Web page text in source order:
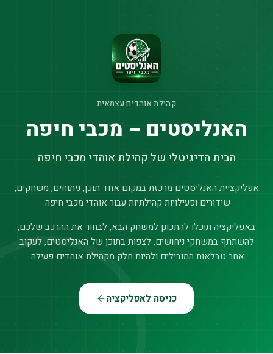
קהילת אוהדים עצמאית
האנליסטים – מכבי חיפה
הבית הדיגיטלי של קהילת אוהדי מכבי חיפה
אפליקציית האנליסטים מרכזת במקום אחד תוכן, ניתוחים, משחקים,
שידורים ופעילויות קהילתיות עבור אוהדי מכבי חיפה.
באפליקציה תוכלו להתכונן למשחק הבא, לבחור את ההרכב שלכם,
להשתתף במשחקי ניחושים, לצפות בתוכן של האנליסטים, לעקוב
אחר טבלאות המובילים ולהיות חלק מקהילת אוהדים פעילה.
כניסה לאפליקציה